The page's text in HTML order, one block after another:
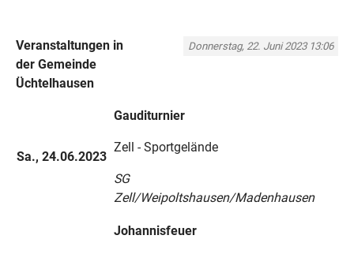
Donnerstag, 22. Juni 2023 13:06
Veranstaltungen in
der Gemeinde
Üchtelhausen
Sa., 24.06.2023
Gauditurnier
Zell - Sportgelände
SG
Zell/Weipoltshausen/Madenhausen
Johannisfeuer